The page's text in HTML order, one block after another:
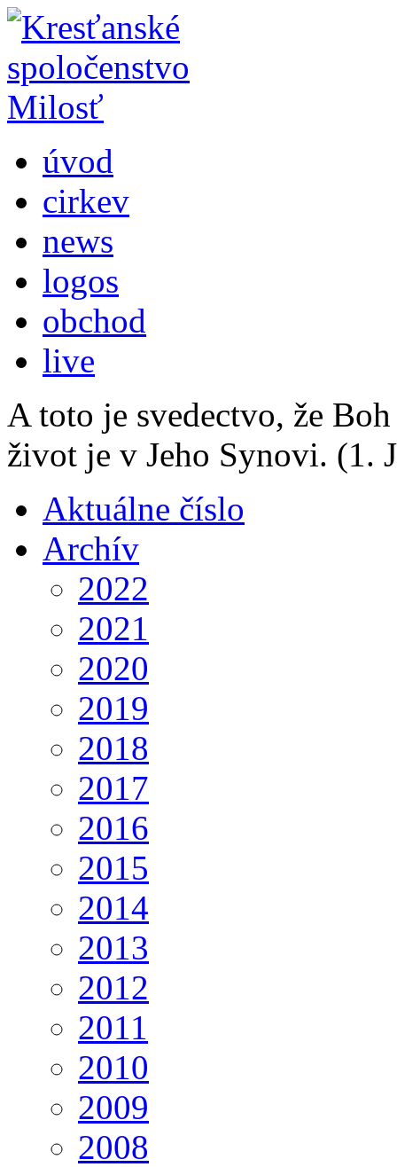
úvod
cirkev
news
logos
obchod
live
A toto je svedectvo, že
život je v Jeho Synovi. (1.
Aktuálne číslo
Archív
2022
2021
2020
2019
2018
2017
2016
2015
2014
2013
2012
2011
2010
2009
2008